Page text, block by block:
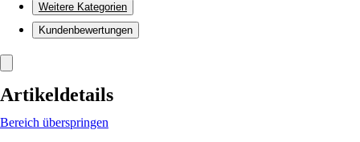
Weitere Kategorien
Kundenbewertungen
Artikeldetails
Bereich überspringen